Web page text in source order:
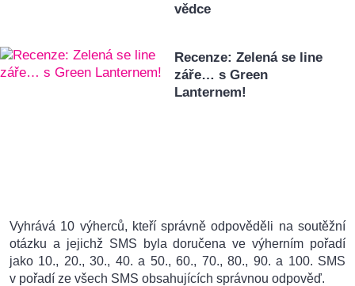
vědce
Recenze: Zelená se line
záře… s Green
Lanternem!
Vyhrává 10 výherců, kteří správně odpověděli na soutěžní
otázku a jejichž SMS byla doručena ve výherním pořadí
jako 10., 20., 30., 40. a 50., 60., 70., 80., 90. a 100. SMS
v pořadí ze všech SMS obsahujících správnou odpověď.